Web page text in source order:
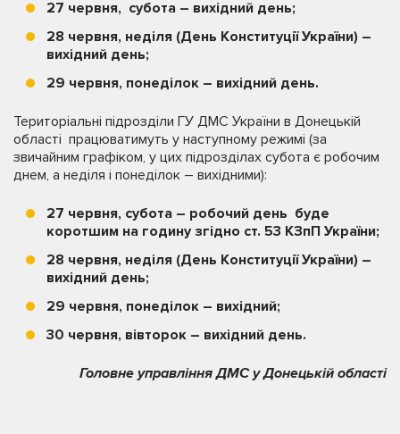
27 червня, субота – вихідний день;
28 червня, неділя (День Конституції України) –
вихідний день;
29 червня, понеділок – вихідний день.
Територіальні підрозділи ГУ ДМС України в Донецькій
області працюватимуть у наступному режимі (за
звичайним графіком, у цих підрозділах субота є робочим
днем, а неділя і понеділок – вихідними):
27 червня, субота – робочий день буде
коротшим на годину згідно ст. 53 КЗпП України;
28 червня, неділя (День Конституції України) –
вихідний день;
29 червня, понеділок – вихідний;
30 червня, вівторок – вихідний день.
Головне управління ДМС у Донецькій області